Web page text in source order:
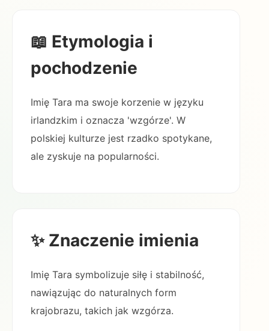
📖 Etymologia i
pochodzenie
Imię Tara ma swoje korzenie w języku
irlandzkim i oznacza 'wzgórze'. W
polskiej kulturze jest rzadko spotykane,
ale zyskuje na popularności.
✨ Znaczenie imienia
Imię Tara symbolizuje siłę i stabilność,
nawiązując do naturalnych form
krajobrazu, takich jak wzgórza.